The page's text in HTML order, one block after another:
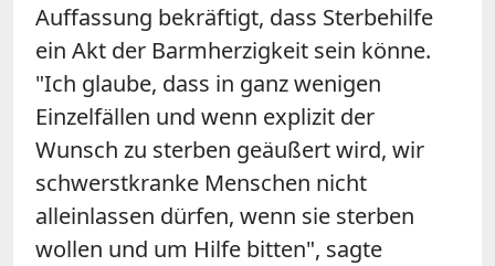
Auffassung bekräftigt, dass Sterbehilfe
ein Akt der Barmherzigkeit sein könne.
"Ich glaube, dass in ganz wenigen
Einzelfällen und wenn explizit der
Wunsch zu sterben geäußert wird, wir
schwerstkranke Menschen nicht
alleinlassen dürfen, wenn sie sterben
wollen und um Hilfe bitten", sagte